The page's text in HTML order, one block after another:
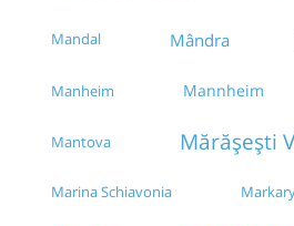
Mandal Mândra
Manheim Mannheim
Mantova Mărășești
Marina Schiavonia